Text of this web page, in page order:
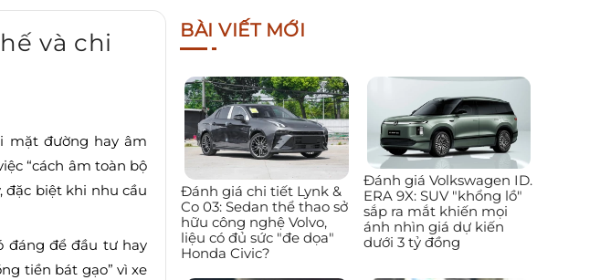
và chi
mặt đường hay âm
“cách âm toàn bộ
đặc biệt khi nhu cầu
đáng để đầu tư hay
tiền bát gạo” vì xe
BÀI VIẾT MỚI
Đánh giá chi tiết Lynk &
Co 03: Sedan thể thao sở
hữu công nghệ Volvo,
liệu có đủ sức "đe dọa"
Honda Civic?
Đánh giá Volkswagen ID.
ERA 9X: SUV "khổng lồ"
sắp ra mắt khiến mọi
ánh nhìn giá dự kiến
dưới 3 tỷ đồng